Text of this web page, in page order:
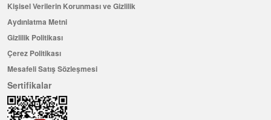
Kişisel Verilerin Korunması ve Gizlilik
Aydınlatma Metni
Gizlilik Politikası
Çerez Politikası
Mesafeli Satış Sözleşmesi
Sertifikalar